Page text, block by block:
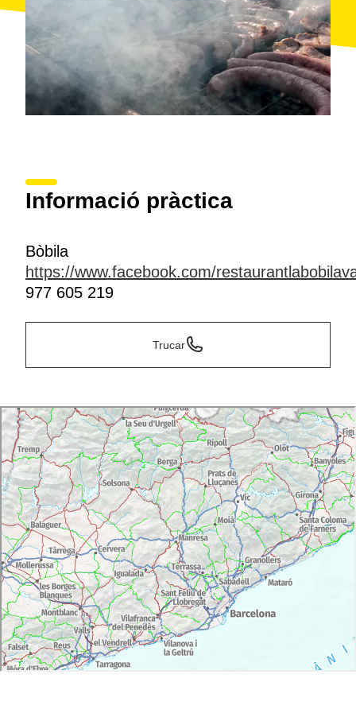
Informació pràctica
Bòbila
https://www.facebook.com/
977 605 219
Trucar